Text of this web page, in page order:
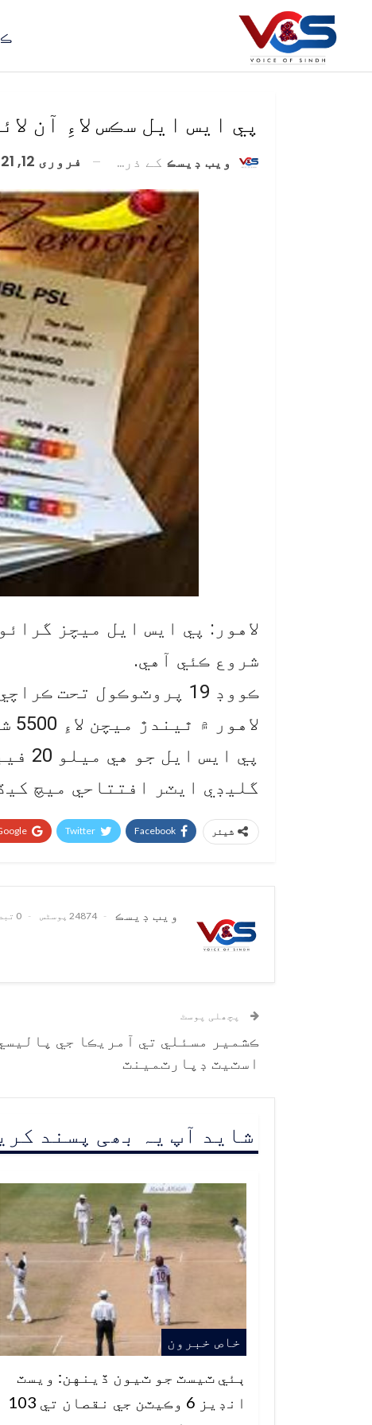
پي ايس ايل سڪس لاءِ آن
ويب ڊيسڪ کے ذریعہ فروری 12, 2021
لاهور: پي ايس ايل ميچز
شروع ڪئي آهي.
لاهور ۾ ٿيندڙ ميچن لاءِ 5500 شوقينن کي اجازت ملندي.
پي
گليڊي ايٽر افتتاحي ميچ
شیئر Facebook
Twitter
ويب ڊيسڪ 24874 پوسٹس 0 تبصرے
پچھلی پوسٹ
ڪشمير مسئلي تي آمريڪا جي
اسٽيٽ ڊپارٽمينٽ
شاید آپ یہ بھی پسند
خاص خبرون
ٻئي ٽيسٽ جو ٽيون ڏينهن: ويسٽ
انڊيز 6 وڪيٽن جي نقصان تي 103